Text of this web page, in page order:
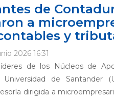
de
a
y
2026 16:31
de los Núcleos de
de Santander
dirigida a